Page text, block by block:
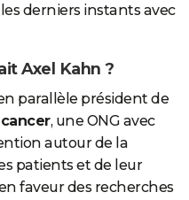
derniers instants avec
Axel Kahn ?
parallèle président de
, une ONG avec
autour de la
patients et de leur
faveur des recherches